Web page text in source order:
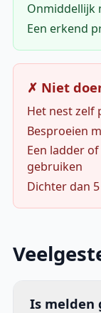
Onmiddellijk
Een erkend
✗ Niet
Het nest zelf
Besproeien
Een ladder
gebruiken
Dichter dan
Is melden